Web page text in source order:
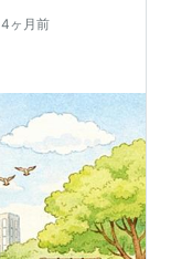
4ヶ月前